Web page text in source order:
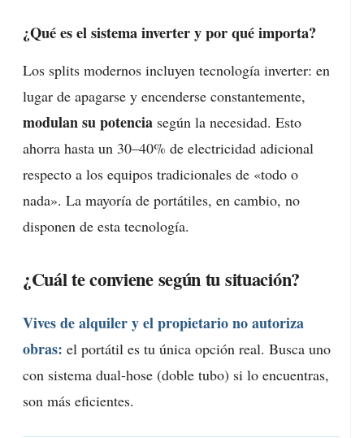
¿Qué es el sistema inverter y por qué importa?
Los splits modernos incluyen tecnología inverter: en
lugar de apagarse y encenderse constantemente,
modulan su potencia según la necesidad. Esto
ahorra hasta un 30–40% de electricidad adicional
respecto a los equipos tradicionales de «todo o
nada». La mayoría de portátiles, en cambio, no
disponen de esta tecnología.
¿Cuál te conviene según tu situación?
Vives de alquiler y el propietario no autoriza
obras: el portátil es tu única opción real. Busca uno
con sistema dual-hose (doble tubo) si lo encuentras,
son más eficientes.